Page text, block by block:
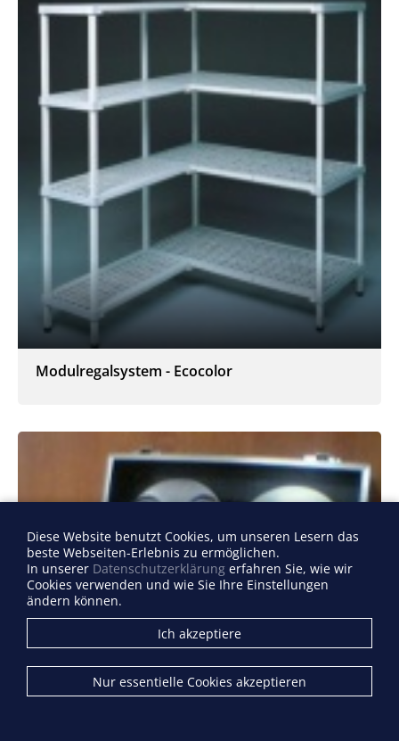
Modulregalsystem - Ecocolor
Diese Website benutzt Cookies, um unseren Lesern das
beste Webseiten-Erlebnis zu ermöglichen.
In unserer Datenschutzerklärung erfahren Sie, wie wir
Cookies verwenden und wie Sie Ihre Einstellungen
ändern können.
Ich akzeptiere
Nur essentielle Cookies akzeptieren